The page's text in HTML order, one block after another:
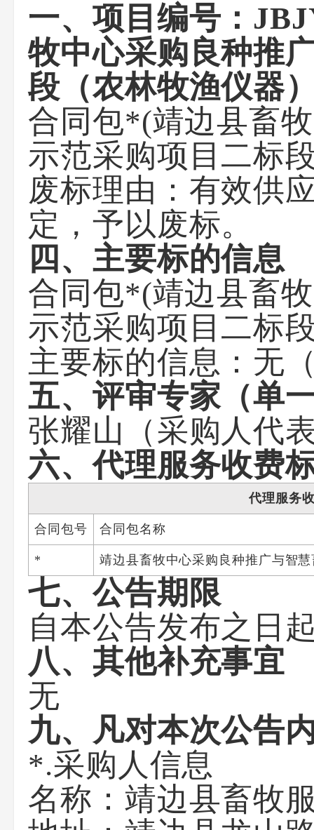
一、项目编号：
牧中心采购良种推
段（农林牧渔仪器
合同包*(靖边县畜
示范采购项目二标
废标理由： 有效供
定，予以废标。
四、主要标的信息
合同包*(靖边县畜
示范采购项目二标
主要标的信息： 无
五、评审专家（单
张耀山（采购人代
六、代理服务收费
代理服务
合同包号 合同包名称
* 靖边县畜牧中心采购良种推广与智
七、公告期限
自本公告发布之日
八、其他补充事宜
无
九、凡对本次公告
*.采购人信息
名称： 靖边县畜牧